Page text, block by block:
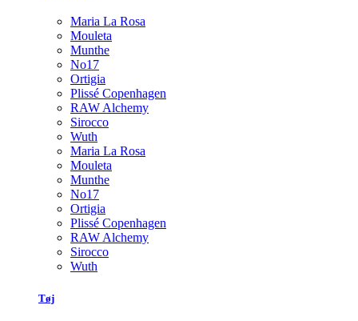
Maria La Rosa
Mouleta
Munthe
No17
Ortigia
Plissé Copenhagen
RAW Alchemy
Sirocco
Wuth
Maria La Rosa
Mouleta
Munthe
No17
Ortigia
Plissé Copenhagen
RAW Alchemy
Sirocco
Wuth
Tøj